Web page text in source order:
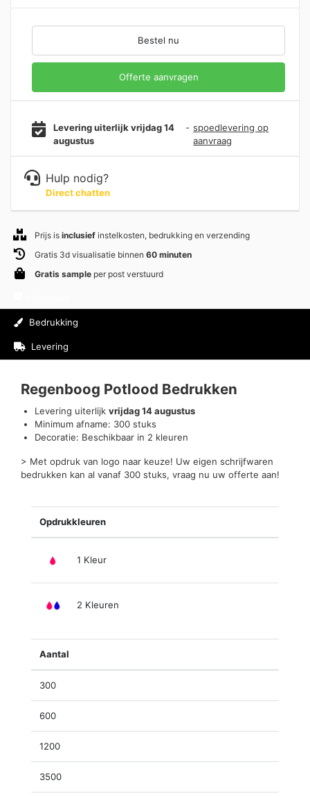
Bestel nu
Offerte aanvragen
Levering uiterlijk vrijdag 14
augustus
- spoedlevering op
aanvraag
Hulp nodig?
Direct chatten
Prijs is inclusief instelkosten, bedrukking en verzending
Gratis 3d visualisatie binnen 60 minuten
Gratis sample per post verstuurd
Bedrukking
Levering
Regenboog Potlood Bedrukken
Levering uiterlijk vrijdag 14 augustus
Minimum afname: 300 stuks
Decoratie: Beschikbaar in 2 kleuren
> Met opdruk van logo naar keuze! Uw eigen schrijfwaren
bedrukken kan al vanaf 300 stuks, vraag nu uw offerte aan!
Opdrukkleuren
1 Kleur
2 Kleuren
Aantal
300
600
1200
3500